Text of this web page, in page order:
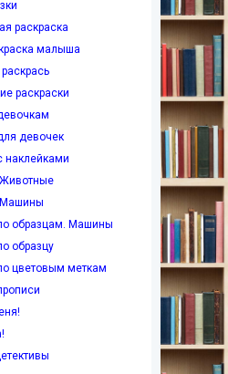
раскраска
малыша
раскраски
девочек
наклейками
Животные
Машины
образцам. Машины
образцу
цветовым меткам